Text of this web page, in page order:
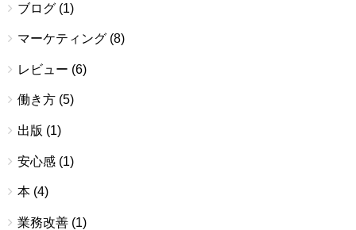
ブログ (1)
マーケティング (8)
レビュー (6)
働き方 (5)
出版 (1)
安心感 (1)
本 (4)
業務改善 (1)